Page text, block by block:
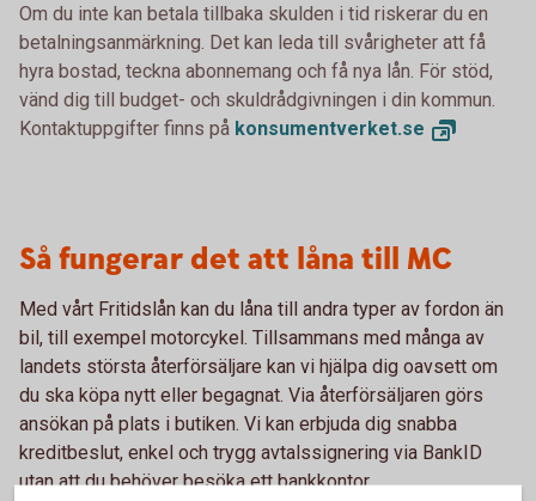
Om du inte kan betala tillbaka skulden i tid riskerar du en
betalningsanmärkning. Det kan leda till svårigheter att få
hyra bostad, teckna abonnemang och få nya lån. För stöd,
vänd dig till budget- och skuldrådgivningen i din kommun.
Kontaktuppgifter finns på konsumentverket.se
Så fungerar det att låna till MC
Med vårt Fritidslån kan du låna till andra typer av fordon än
bil, till exempel motorcykel. Tillsammans med många av
landets största återförsäljare kan vi hjälpa dig oavsett om
du ska köpa nytt eller begagnat. Via återförsäljaren görs
ansökan på plats i butiken. Vi kan erbjuda dig snabba
kreditbeslut, enkel och trygg avtalssignering via BankID
utan att du behöver besöka ett bankkontor.